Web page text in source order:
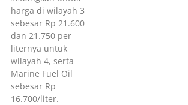
harga di wilayah 3
sebesar Rp 21.600
dan 21.750 per
liternya untuk
wilayah 4, serta
Marine Fuel Oil
sebesar Rp
16.700/liter.